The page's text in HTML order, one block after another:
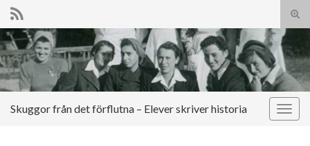
Slå
på/
Search for:
Slå
Skuggor från det förflutna – Elever skriver historia